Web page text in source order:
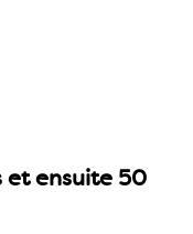
et ensuite 50